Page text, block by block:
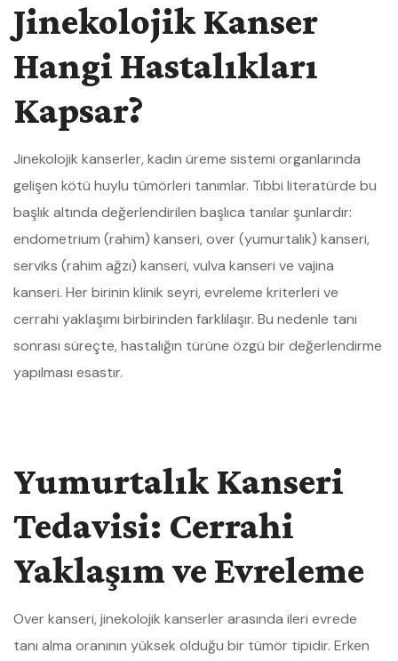
Jinekolojik Kanser
Hangi Hastalıkları
Kapsar?
Jinekolojik kanserler, kadın üreme sistemi organlarında
gelişen kötü huylu tümörleri tanımlar. Tıbbi literatürde bu
başlık altında değerlendirilen başlıca tanılar şunlardır:
endometrium (rahim) kanseri, over (yumurtalık) kanseri,
serviks (rahim ağzı) kanseri, vulva kanseri ve vajina
kanseri. Her birinin klinik seyri, evreleme kriterleri ve
cerrahi yaklaşımı birbirinden farklılaşır. Bu nedenle tanı
sonrası süreçte, hastalığın türüne özgü bir değerlendirme
yapılması esastır.
Yumurtalık Kanseri
Tedavisi: Cerrahi
Yaklaşım ve Evreleme
Over kanseri, jinekolojik kanserler arasında ileri evrede
tanı alma oranının yüksek olduğu bir tümör tipidir. Erken